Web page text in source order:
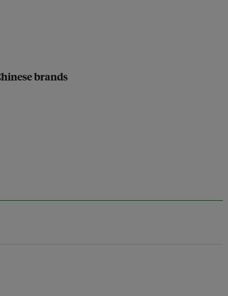
brands